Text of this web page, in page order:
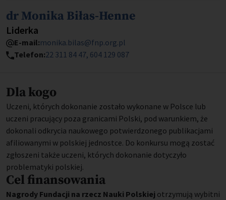
Imię i nazwisko
dr Monika Biłas-Henne
Stanowisko
Liderka
E-mail:monika.bilas@fnp.org.pl
Telefon:22 311 84 47 604 129 087
Dla kogo
Uczeni, których dokonanie zostało wykonane w Polsce lub
uczeni pracujący poza granicami Polski, pod warunkiem, że
dokonali odkrycia naukowego potwierdzonego publikacjami
afiliowanymi w polskiej jednostce. Do konkursu mogą zostać
zgłoszeni także uczeni, których dokonanie dotyczyło
problematyki polskiej.
Cel finansowania
Nagrody Fundacji na rzecz Nauki Polskiej otrzymują wybitni